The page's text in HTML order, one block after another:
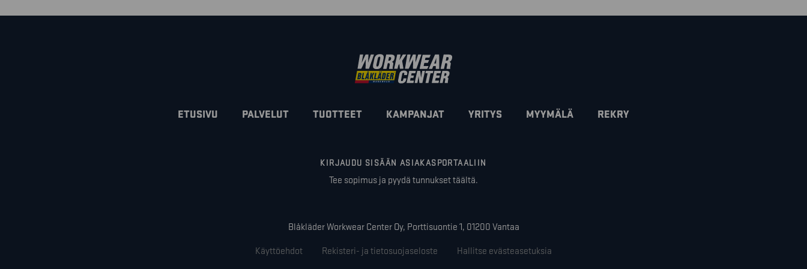
ETUSIVU PALVELUT TUOTTEET KAMPANJAT YRITYS MYYMÄLÄ REKRY
KIRJAUDU SISÄÄN ASIAKASPORTAALIIN
Tee sopimus ja pyydä tunnukset täältä.
Blåkläder Workwear Center Oy, Porttisuontie 1, 01200 Vantaa
Käyttöehdot Rekisteri- ja tietosuojaseloste Hallitse evästeasetuksia